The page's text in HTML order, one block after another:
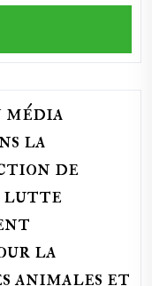
la
de
lutte
la
animales et